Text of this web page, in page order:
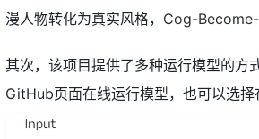
漫人物转化为真实风格， Cog-
其次，该项目提供了多种运行模型的
GitHub页面在线运行模型，也可以选择